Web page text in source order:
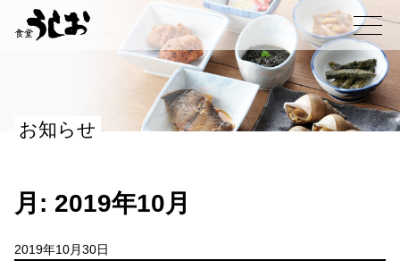
メニュー
お知らせ
月: 2019年10月
2019年10月30日